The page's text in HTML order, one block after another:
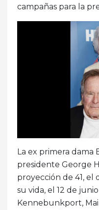
campañas para la
La ex primera dama
presidente George
proyección de 41,
su vida, el 12 de
Kennebunkport,